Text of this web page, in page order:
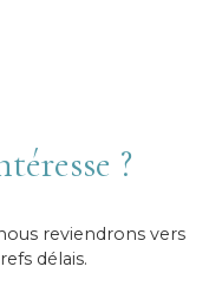
?
reviendrons vers
délais.